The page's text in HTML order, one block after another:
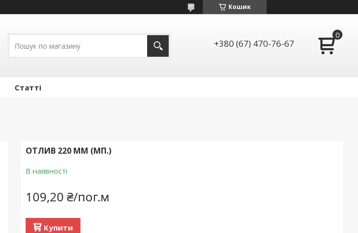
Кошик
+380 (67) 470-76-67
Статті
ОТЛИВ 220 ММ (МП.)
В наявності
109,20 ₴/пог.м
Купити